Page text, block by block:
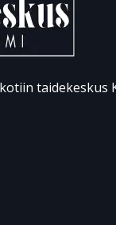
taidekeskus